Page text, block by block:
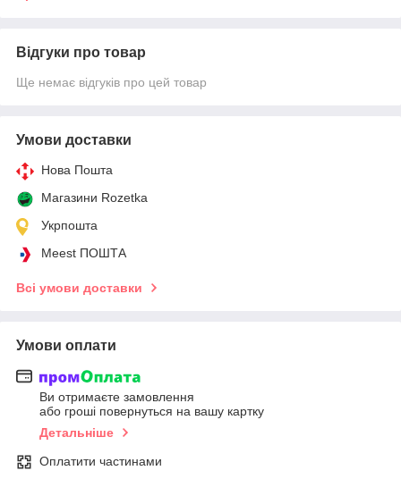
Відгуки про товар
Ще немає відгуків про цей товар
Умови доставки
Нова Пошта
Магазини Rozetka
Укрпошта
Meest ПОШТА
Всі умови доставки
Умови оплати
Ви отримаєте замовлення
або гроші повернуться на вашу картку
Детальніше
Оплатити частинами